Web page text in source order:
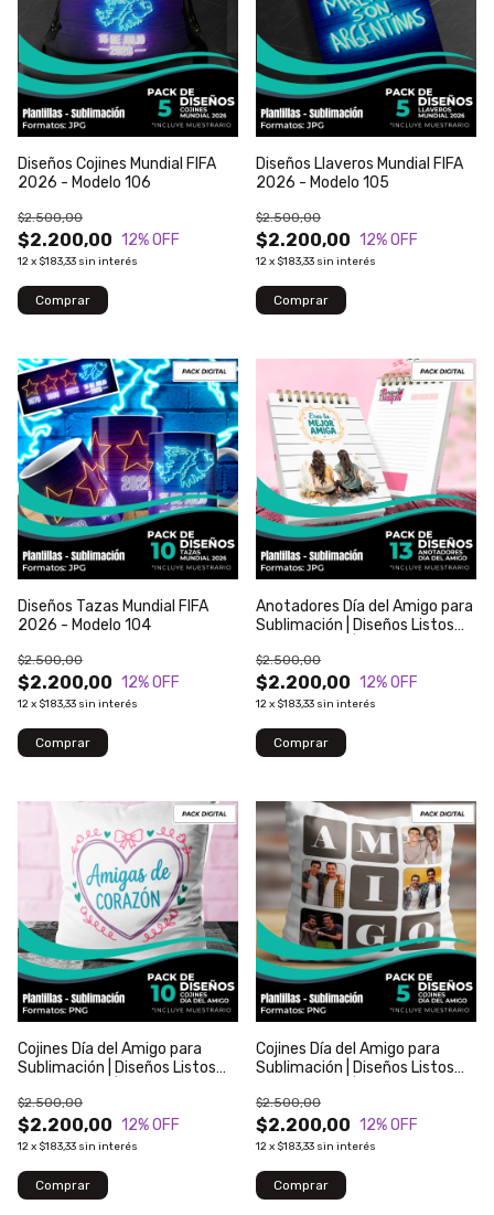
Diseños Cojines Mundial FIFA
2026 - Modelo 106
$2.200,00
$2.500,00
12% OFF
12x $183,33 sin interés
Diseños Llaveros Mundial FIFA
2026 - Modelo 105
$2.200,00
$2.500,00
12% OFF
12x $183,33 sin interés
Diseños Tazas Mundial FIFA
2026 - Modelo 104
$2.200,00
$2.500,00
12% OFF
12x $183,33 sin interés
Anotadores Día del Amigo para
Sublimación | Diseños Listos
$2.200,00
$2.500,00
12% OFF
12x $183,33 sin interés
Cojines Día del Amigo para
Sublimación | Diseños Listos
$2.200,00
$2.500,00
12% OFF
12x $183,33 sin interés
Cojines Día del Amigo para
Sublimación | Diseños Listos
$2.200,00
$2.500,00
12% OFF
12x $183,33 sin interés